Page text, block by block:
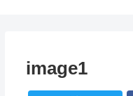
image1